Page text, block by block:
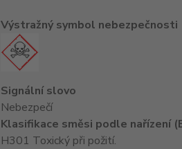
Výstražný symbol nebezpečnosti
Signální slovo
Nebezpečí
Klasifikace směsi podle nařízení
H301 Toxický při požití.